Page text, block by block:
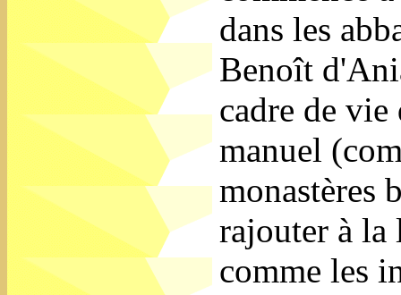
dans les
Benoît
cadre de
manuel
monastères
rajouter à la
comme les